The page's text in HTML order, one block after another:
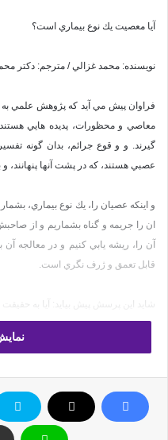
آيا معصيت يك نوع بيماري است؟
نويسنده: محمد غزالي / مترجم: دكتر
فراوان پيش مي آيد كه پژوهش علمي به
معاصي و محظورات، پديده هايي
گيرند. و و قوع جرائم، بدان گونه
عصبي هستند، كه در پشت آنها پنهانند، و
و اينكه عصيان را، يك نوع بيماري،
ان را جريمه و گناه بشماريم و از
آن را، ريشه يابي كنيم و در معالجه آن
قابل تعمق و ژرف نگري است.
شايد اين پرسش پيش بيايد: آيا به
تعبيرهاي قرآني از گناه، در آيات